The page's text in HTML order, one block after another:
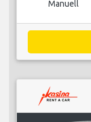
Manuell